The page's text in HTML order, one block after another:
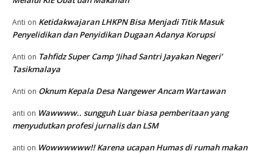
Anti on Ketidakwajaran LHKPN Bisa Menjadi Titik Masuk
Penyelidikan dan Penyidikan Dugaan Adanya Korupsi
Anti on Tahfidz Super Camp ‘Jihad Santri Jayakan Negeri’
Tasikmalaya
Anti on Oknum Kepala Desa Nangewer Ancam Wartawan
anti on Wawwww.. sungguh Luar biasa pemberitaan yang
menyudutkan profesi jurnalis dan LSM
anti on Wowwwwww!! Karena ucapan Humas di rumah makan